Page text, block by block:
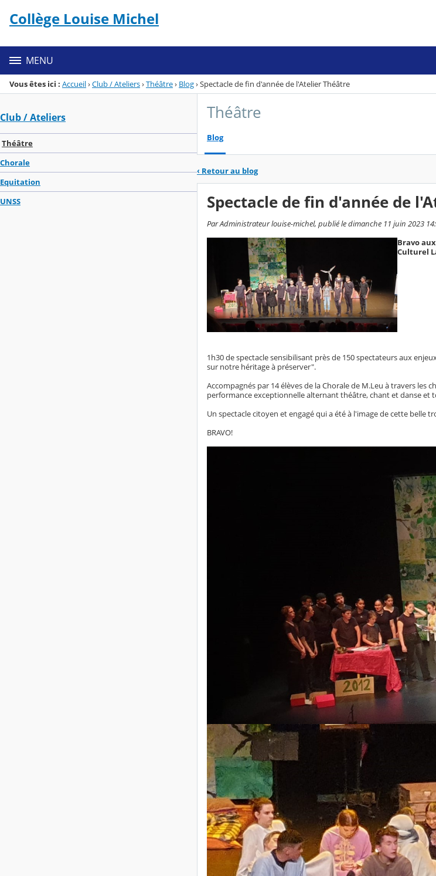
Menu de la rubrique
Contenu
Collège Louise Michel
MENU
Vous êtes ici : Accueil›Club / Ateliers›Théâtre› Blog›Spectacle de fin d'année de l'Atelier Théâtre
Club / Ateliers
Théâtre
Chorale
Equitation
UNSS
Théâtre
Blog
‹ Retour au blog
Spectacle de fin d'année de
Par Administrateur louise-michel, publié le dimanche 11 juin 2023
Bravo
Culturel
1h30 de spectacle sensibilisant près de 150 spectateurs aux
sur notre héritage à préserver".
Accompagnés par 14 élèves de la Chorale de M.Leu à travers les
performance exceptionnelle alternant théâtre, chant et danse et
Un spectacle citoyen et engagé qui a été à l'image de cette belle
BRAVO!